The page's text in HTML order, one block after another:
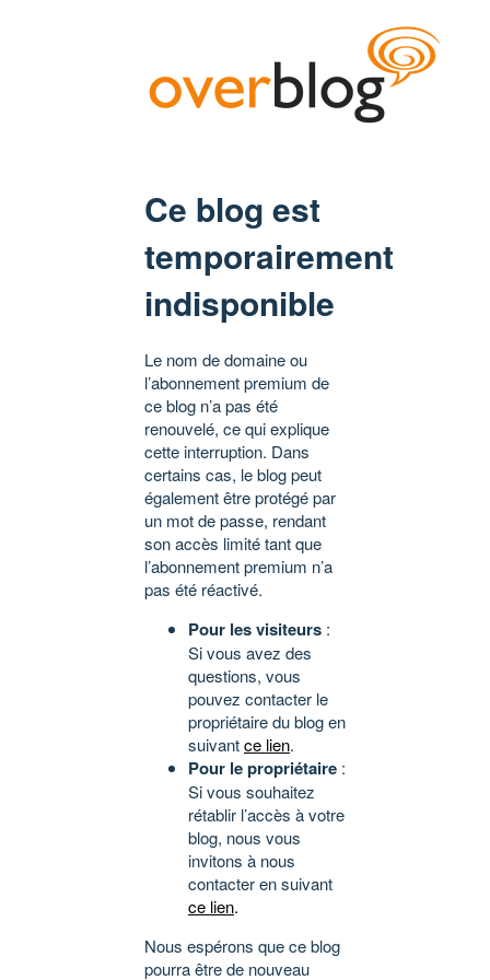
Ce blog est
temporairement
indisponible
Le nom de domaine ou
l’abonnement premium de
ce blog n’a pas été
renouvelé, ce qui explique
cette interruption. Dans
certains cas, le blog peut
également être protégé par
un mot de passe, rendant
son accès limité tant que
l’abonnement premium n’a
pas été réactivé.
Pour les visiteurs :
Si vous avez des
questions, vous
pouvez contacter le
propriétaire du blog en
suivantce lien.
Pour le propriétaire :
Si vous souhaitez
rétablir l’accès à votre
blog, nous vous
invitons à nous
contacter en suivant
ce lien.
Nous espérons que ce blog
pourra être de nouveau